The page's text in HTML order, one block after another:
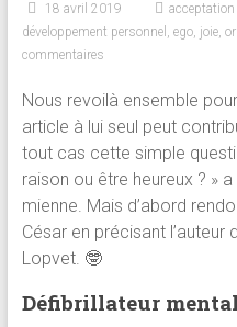
coach
en
thérapie
brève
18 avril 2019 acceptation
développement personnel , ego, joie,
commentaires
Nous revoilà ensemble
article à lui seul peut
tout cas cette simple
raison ou être heureux ? »
mienne. Mais d’abord
César en précisant
Lopvet. 🤓
Défibrillateur mental